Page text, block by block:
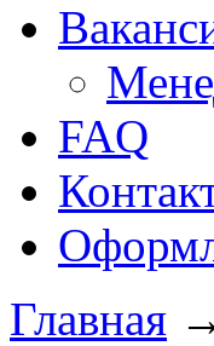
FAQ
Главная